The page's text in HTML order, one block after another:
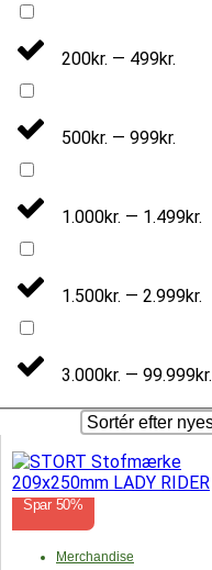
200kr. — 499kr.
500kr. — 999kr.
1.000kr. — 1.499kr.
1.500kr. — 2.999kr.
3.000kr. — 99.999kr.
Spar 50%
Merchandise